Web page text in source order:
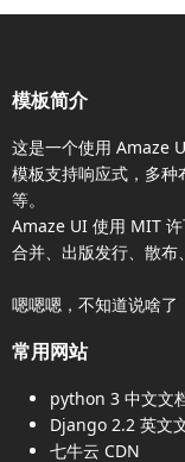
模板简介
这是一个使用 Amaze
模板支持响应式，多
等。
Amaze UI 使用 MIT 许
合并、出版发行、散布
嗯嗯嗯，不知道说啥了
常用网站
python 3 中文文
Django 2.2 英文
七牛云 CDN